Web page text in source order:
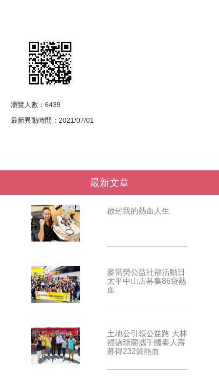
瀏覽人數：6439
最新異動時間：2021/07/01
最新文章
啟封我的熱血人生
麥當勞公益社福活動日
太平中山店募集86袋熱
血
土地公引領公益路 大林
福德爺廟攜手國泰人壽
募得232袋熱血